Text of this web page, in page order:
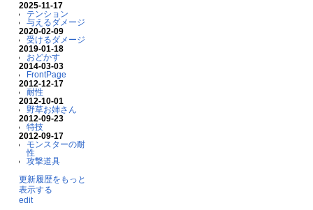
2025-11-17
テンション
与えるダメージ
2020-02-09
受けるダメージ
2019-01-18
おどかす
2014-03-03
FrontPage
2012-12-17
耐性
2012-10-01
野草お姉さん
2012-09-23
特技
2012-09-17
モンスターの耐
性
攻撃道具
更新履歴をもっと
表示する
edit